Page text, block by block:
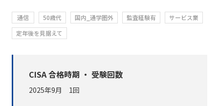
通信 50歳代 国内_通学圏外 監査経験有
サービス業
定年後を見据えて
CISA 合格時期 ・ 受験回数
2025年9月 1回